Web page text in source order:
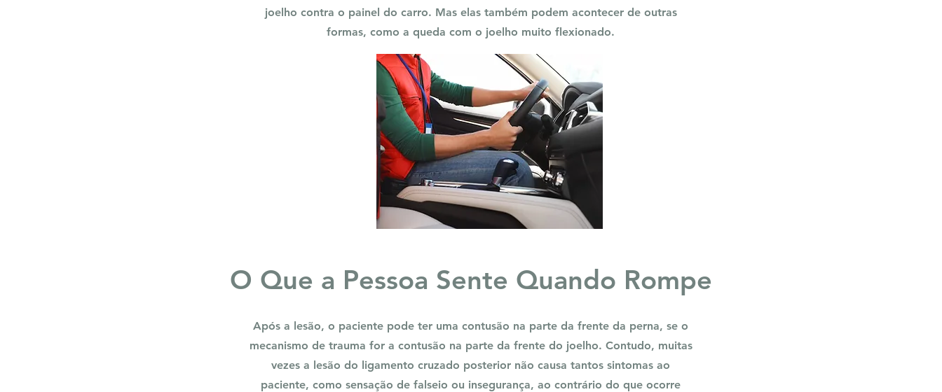
joelho contra o painel do carro. Mas elas também podem acontecer de outras
formas, como a queda com o joelho muito flexionado.
O Que a Pessoa Sente Quando Rompe
Após a lesão, o paciente pode ter uma contusão na parte da frente da perna, se o
mecanismo de trauma for a contusão na parte da frente do joelho. Contudo, muitas
vezes a lesão do ligamento cruzado posterior não causa tantos sintomas ao
paciente, como sensação de falseio ou insegurança, ao contrário do que ocorre